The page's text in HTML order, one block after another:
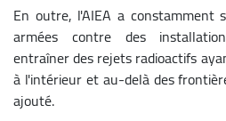
En outre, l'AIEA a constamment
armées contre des
entraîner des rejets radioactifs
à l'intérieur et au-delà des
ajouté.